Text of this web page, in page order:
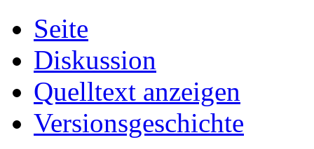
Seite
Diskussion
Quelltext anzeigen
Versionsgeschichte